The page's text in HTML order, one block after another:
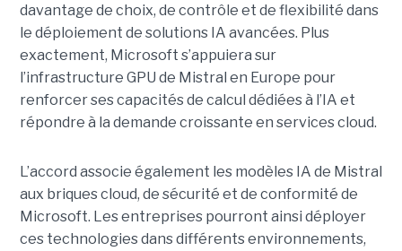
davantage de choix, de contrôle et de flexibilité dans
le déploiement de solutions IA avancées. Plus
exactement, Microsoft s’appuiera sur
l’infrastructure GPU de Mistral en Europe pour
renforcer ses capacités de calcul dédiées à l’IA et
répondre à la demande croissante en services cloud.
L’accord associe également les modèles IA de Mistral
aux briques cloud, de sécurité et de conformité de
Microsoft. Les entreprises pourront ainsi déployer
ces technologies dans différents environnements,